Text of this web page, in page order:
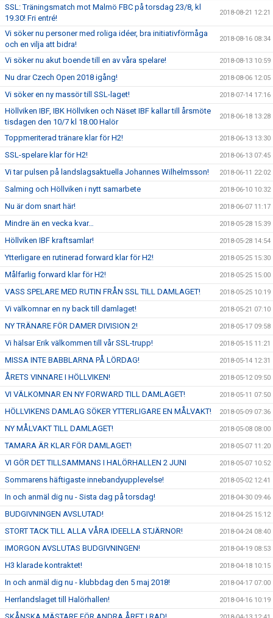
SSL: Träningsmatch mot Malmö FBC på torsdag 23/8, kl
19.30! Fri entré!
2018-08-21 12:21
Vi söker nu personer med roliga idéer, bra initiativförmåga
och en vilja att bidra!
2018-08-16 08:34
Vi söker nu akut boende till en av våra spelare! 2018-08-13 10:59
Nu drar Czech Open 2018 igång! 2018-08-06 12:05
Vi söker en ny massör till SSL-laget! 2018-07-14 17:16
Höllviken IBF, IBK Höllviken och Näset IBF kallar till årsmöte
tisdagen den 10/7 kl 18.00 Halör
2018-06-18 13:28
Toppmeriterad tränare klar för H2! 2018-06-13 13:30
SSL-spelare klar för H2! 2018-06-13 07:45
Vi tar pulsen på landslagsaktuella Johannes Wilhelmsson! 2018-06-11 22:02
Salming och Höllviken i nytt samarbete 2018-06-10 10:32
Nu är dom snart här! 2018-06-07 11:17
Mindre än en vecka kvar… 2018-05-28 15:39
Höllviken IBF kraftsamlar! 2018-05-28 14:54
Ytterligare en rutinerad forward klar för H2! 2018-05-25 15:30
Målfarlig forward klar för H2! 2018-05-25 15:00
VASS SPELARE MED RUTIN FRÅN SSL TILL DAMLAGET! 2018-05-25 10:19
Vi välkomnar en ny back till damlaget! 2018-05-21 07:10
NY TRÄNARE FÖR DAMER DIVISION 2! 2018-05-17 09:58
Vi hälsar Erik välkommen till vår SSL-trupp! 2018-05-15 11:21
MISSA INTE BABBLARNA PÅ LÖRDAG! 2018-05-14 12:31
ÅRETS VINNARE I HÖLLVIKEN! 2018-05-12 09:50
VI VÄLKOMNAR EN NY FORWARD TILL DAMLAGET! 2018-05-11 07:50
HÖLLVIKENS DAMLAG SÖKER YTTERLIGARE EN MÅLVAKT! 2018-05-09 07:36
NY MÅLVAKT TILL DAMLAGET! 2018-05-08 08:00
TAMARA ÄR KLAR FÖR DAMLAGET! 2018-05-07 11:20
VI GÖR DET TILLSAMMANS I HALÖRHALLEN 2 JUNI 2018-05-07 10:52
Sommarens häftigaste innebandyupplevelse! 2018-05-02 12:41
In och anmäl dig nu - Sista dag på torsdag! 2018-04-30 09:46
BUDGIVNINGEN AVSLUTAD! 2018-04-25 15:12
STORT TACK TILL ALLA VÅRA IDEELLA STJÄRNOR! 2018-04-24 08:40
IMORGON AVSLUTAS BUDGIVNINGEN! 2018-04-19 08:53
H3 klarade kontraktet! 2018-04-18 10:15
In och anmäl dig nu - klubbdag den 5 maj 2018! 2018-04-17 07:00
Herrlandslaget till Halörhallen! 2018-04-16 10:19